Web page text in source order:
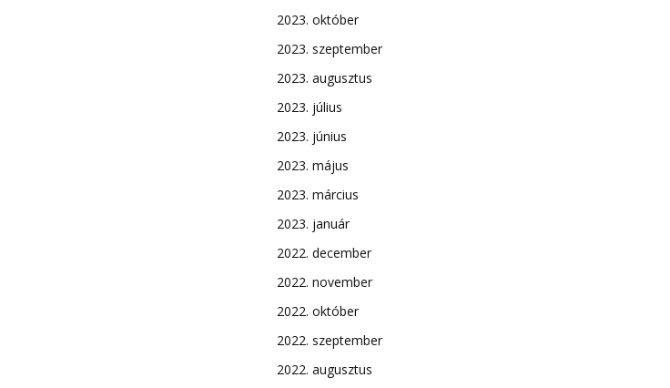
2023. október
2023. szeptember
2023. augusztus
2023. július
2023. június
2023. május
2023. március
2023. január
2022. december
2022. november
2022. október
2022. szeptember
2022. augusztus